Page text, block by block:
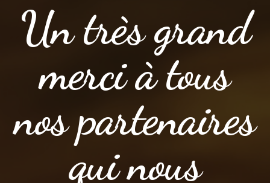
Un très grand
merci à tous
nos partenaires
qui nous